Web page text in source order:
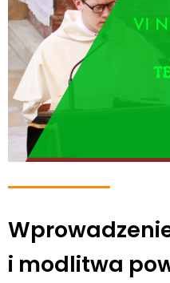
i modlitwa